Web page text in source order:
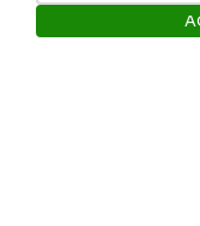
E-mail: